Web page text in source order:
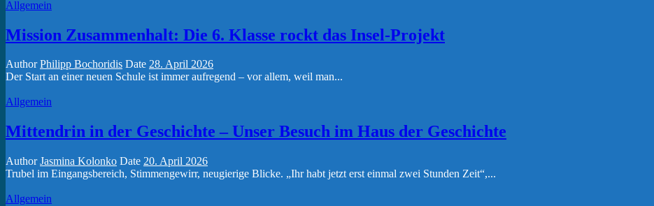
Allgemein
Mission Zusammenhalt: Die 6. Klasse rockt das Insel-Projekt
AuthorPhilipp Bochoridis Date 28. April 2026
Der Start an einer neuen Schule ist immer aufregend – vor allem, weil man...
Allgemein
Mittendrin in der Geschichte – Unser Besuch im Haus der Geschichte
AuthorJasmina Kolonko Date 20. April 2026
Trubel im Eingangsbereich, Stimmengewirr, neugierige Blicke. „Ihr habt jetzt erst einmal zwei Stunden Zeit“,...
Allgemein